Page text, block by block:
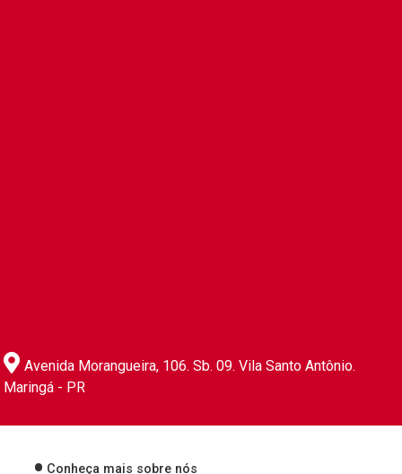
Avenida Morangueira, 106. Sb. 09. Vila Santo Antônio.
Maringá - PR
Conheça mais sobre nós